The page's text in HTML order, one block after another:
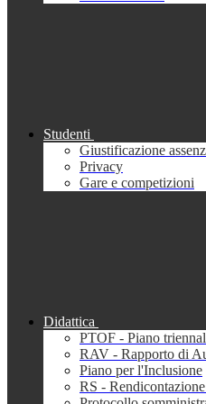
Studenti
Giustificazione
Privacy
Gare e competizioni
Didattica
PTOF - Piano
RAV - Rapporto di
Piano per l'Inclusione
RS -